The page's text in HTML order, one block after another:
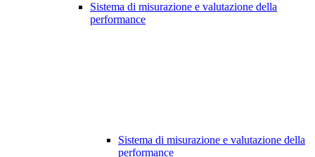
Sistema di misurazione e valutazione della
performance
Sistema di misurazione e valutazione della
performance